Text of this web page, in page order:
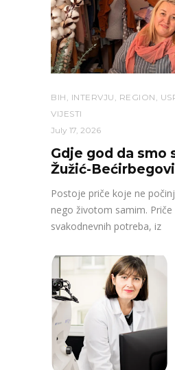
BIH , INTERVJU , REGION ,
VIJESTI
July 17, 2026
Gdje god da smo
Žužić-
Postoje priče koje ne
nego životom samim.
svakodnevnih potreba, iz